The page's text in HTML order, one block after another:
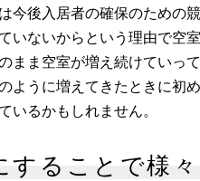
今後入居者の確保のための
いないからという理由で空
まま空室が増え続けていって
ように増えてきたときに初
いるかもしれません。
することで様